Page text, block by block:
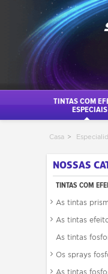
TINTAS COM
ESPECIAIS
Casa >
NOSSAS
TINTAS COM
As tintas
As tintas
As tintas
Os sprays
As tintas